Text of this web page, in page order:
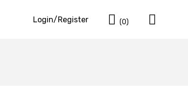
Login/Register Cart
(0)